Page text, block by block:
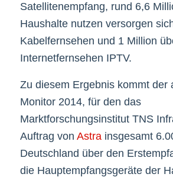
Satellitenempfang, rund 6,6
Haushalte nutzen versorgen
Kabelfernsehen und 1 Million
Internetfernsehen IPTV.
Zu diesem Ergebnis kommt der
Monitor 2014, für den das
Marktforschungsinstitut TNS
Auftrag von Astrainsgesamt
Deutschland über den
die Hauptempfangsgeräte der